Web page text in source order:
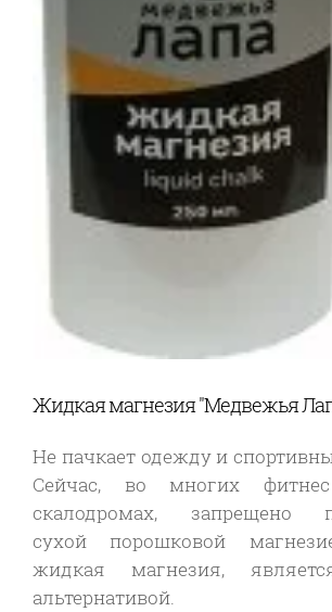
Жидкая магнезия "Медвежья
Не пачкает одежду и
Сейчас, во многих
скалодромах, запрещено
сухой порошковой
жидкая магнезия,
альтернативой.